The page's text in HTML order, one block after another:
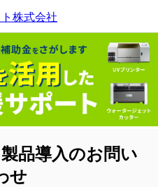
品導入のお問い
せ